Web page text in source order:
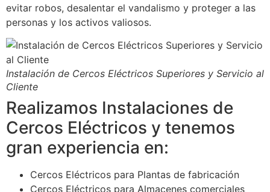
evitar robos, desalentar el vandalismo y proteger a las
personas y los activos valiosos.
Instalación de Cercos Eléctricos Superiores y Servicio al
Cliente
Realizamos Instalaciones de
Cercos Eléctricos y tenemos
gran experiencia en:
Cercos Eléctricos para Plantas de fabricación
Cercos Eléctricos para Almacenes comerciales